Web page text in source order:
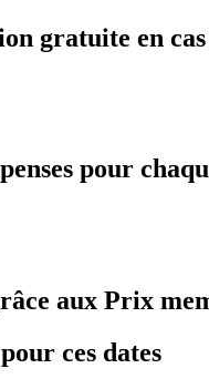
gratuite en
pour
aux Prix
ces dates